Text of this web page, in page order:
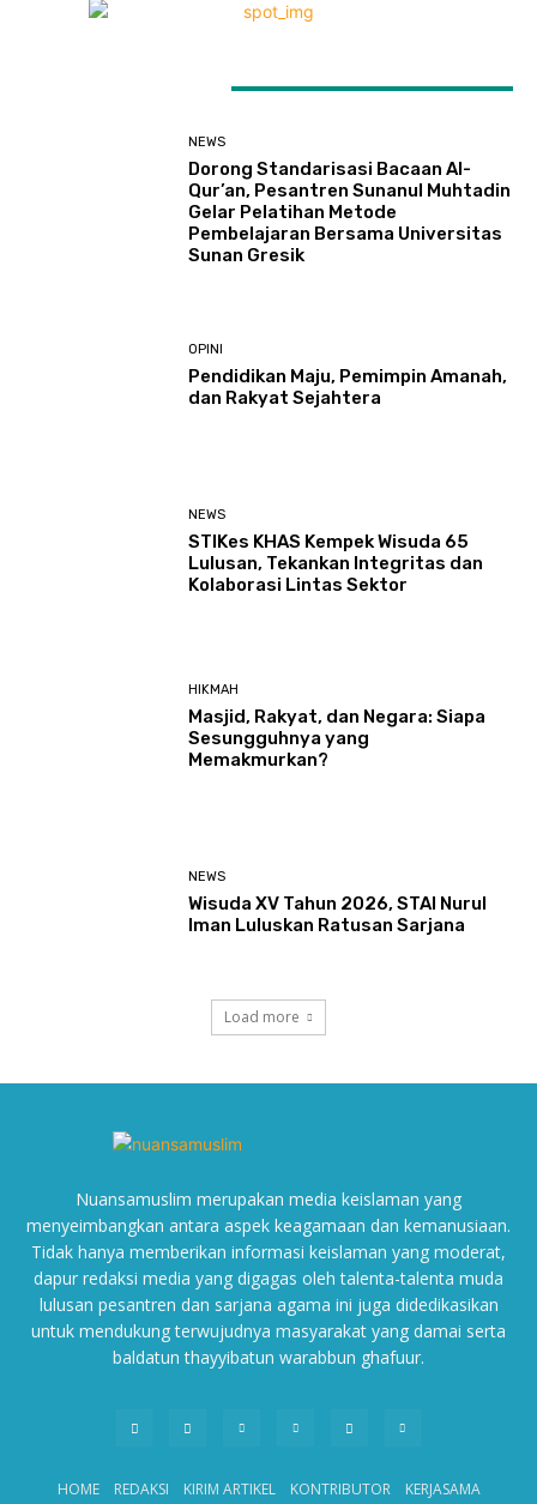
NEWS
Dorong Standarisasi Bacaan Al-
Qur’an, Pesantren Sunanul Muhtadin
Gelar Pelatihan Metode
Pembelajaran Bersama Universitas
Sunan Gresik
OPINI
Pendidikan Maju, Pemimpin Amanah,
dan Rakyat Sejahtera
NEWS
STIKes KHAS Kempek Wisuda 65
Lulusan, Tekankan Integritas dan
Kolaborasi Lintas Sektor
HIKMAH
Masjid, Rakyat, dan Negara: Siapa
Sesungguhnya yang
Memakmurkan?
NEWS
Wisuda XV Tahun 2026, STAI Nurul
Iman Luluskan Ratusan Sarjana
Load more
Nuansamuslim merupakan media keislaman yang
menyeimbangkan antara aspek keagamaan dan kemanusiaan.
Tidak hanya memberikan informasi keislaman yang moderat,
dapur redaksi media yang digagas oleh talenta-talenta muda
lulusan pesantren dan sarjana agama ini juga didedikasikan
untuk mendukung terwujudnya masyarakat yang damai serta
baldatun thayyibatun warabbun ghafuur.
HOME REDAKSI KIRIM ARTIKEL KONTRIBUTOR KERJASAMA